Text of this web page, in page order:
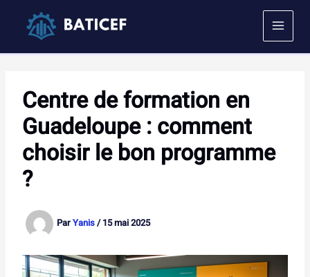
contenu
Centre de formation en
Guadeloupe : comment
choisir le bon programme
?
ParYanis/15 mai 2025